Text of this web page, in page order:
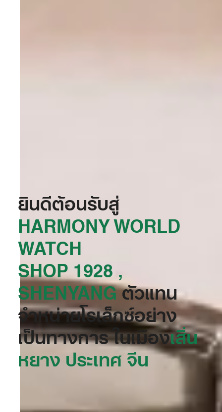
ยินดีต้อนรับสู่
‭HARMONY WORLD
WATCH
SHOP 1928 ,
SHENYANG‬ตัวแทน
จำหน่ายโรเล็กซ์อย่าง
เป็นทางการ ในเมืองเสิ่น
หยาง ประเทศ จีน